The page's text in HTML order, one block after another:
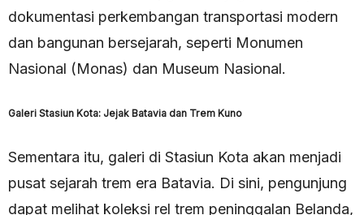
dokumentasi perkembangan transportasi modern
dan bangunan bersejarah, seperti Monumen
Nasional (Monas) dan Museum Nasional.
Galeri Stasiun Kota: Jejak Batavia dan Trem Kuno
Sementara itu, galeri di Stasiun Kota akan menjadi
pusat sejarah trem era Batavia. Di sini, pengunjung
dapat melihat koleksi rel trem peninggalan Belanda,